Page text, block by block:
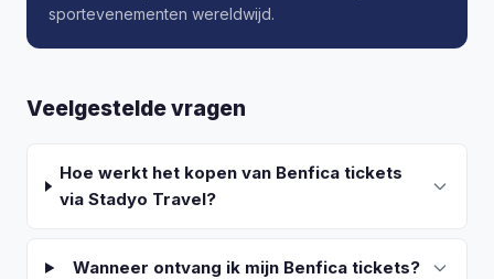
sportevenementen wereldwijd.
Veelgestelde vragen
Hoe werkt het kopen van Benfica tickets
via Stadyo Travel?
Wanneer ontvang ik mijn Benfica tickets?